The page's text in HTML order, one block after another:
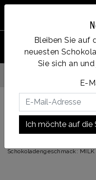
Bleiben Sie auf
neuesten
Sie sich an
E-
Ich möchte auf die
Zurück zu START|Irish Cream
Irish Cream
Schokoladengeschmack: MILK
PRODUKT
SUCHEN
Account